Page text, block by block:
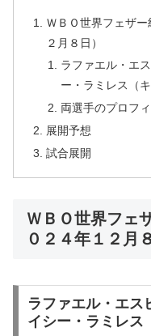
ＷＢＯ世界フェザー
２月８日）
ラファエル・エ
ー・ラミレス（キ
両選手のプロフ
展開予想
試合展開
ＷＢＯ世界フェ
０２４年１２月
ラファエル・エス
イシー・ラミレス